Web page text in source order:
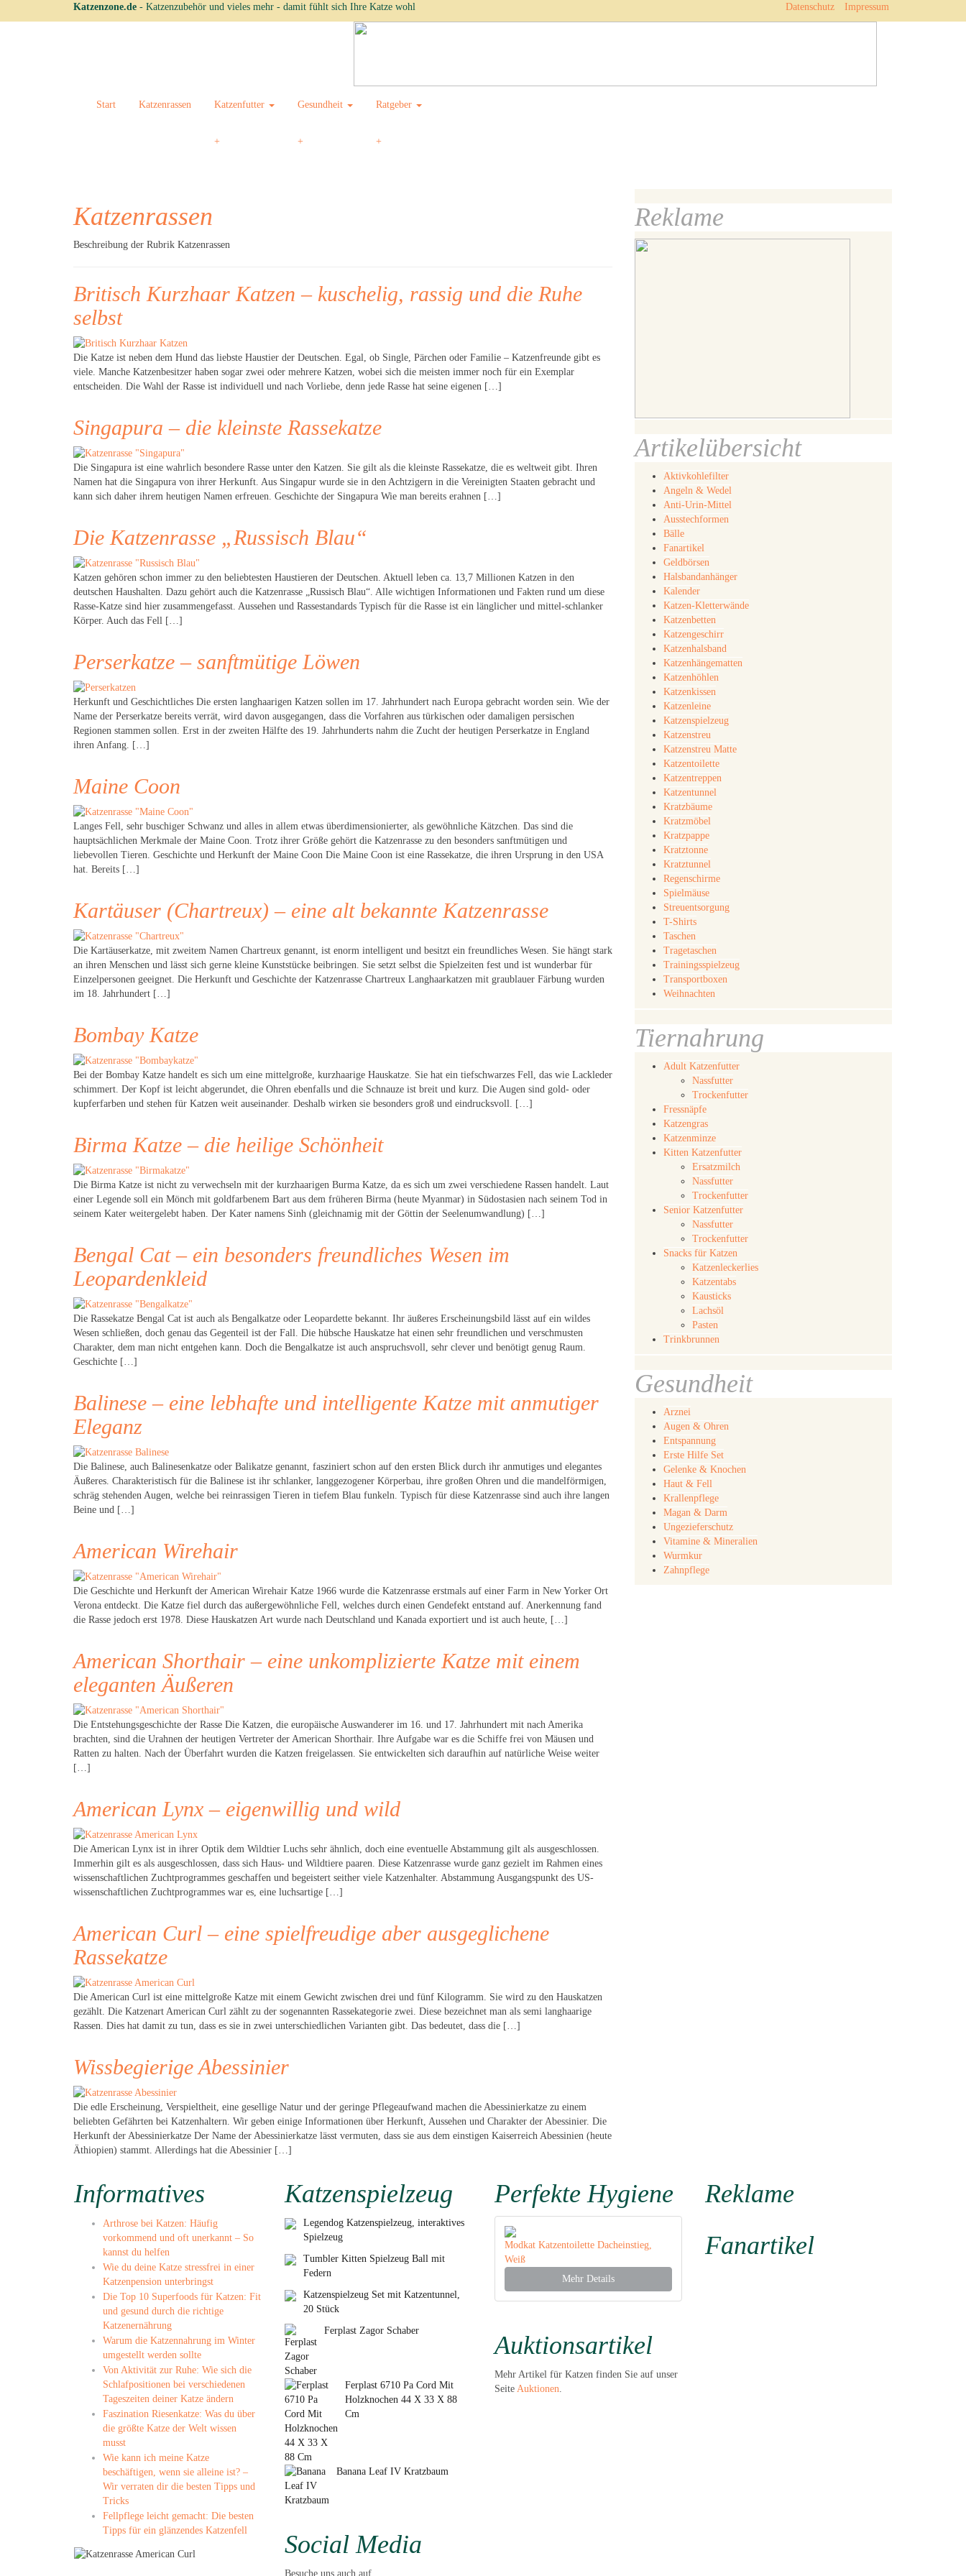
to
Katzenzone.de - Katzenzubehör und vieles mehr - damit fühlt sich Ihre Katze wohl Datenschutz Impressum
Start Katzenrassen Katzenfutter Gesundheit Ratgeber
Katzenrassen
Beschreibung der Rubrik Katzenrassen
Britisch Kurzhaar Katzen – kuschelig, rassig und die Ruhe
selbst
Die Katze ist neben dem Hund das liebste Haustier der Deutschen. Egal, ob Single, Pärchen oder Familie – Katzenfreunde gibt es
viele. Manche Katzenbesitzer haben sogar zwei oder mehrere Katzen, wobei sich die meisten immer noch für ein Exemplar
entscheiden. Die Wahl der Rasse ist individuell und nach Vorliebe, denn jede Rasse hat seine eigenen […]
Singapura – die kleinste Rassekatze
Die Singapura ist eine wahrlich besondere Rasse unter den Katzen. Sie gilt als die kleinste Rassekatze, die es weltweit gibt. Ihren
Namen hat die Singapura von ihrer Herkunft. Aus Singapur wurde sie in den Achtzigern in die Vereinigten Staaten gebracht und
kann sich daher ihrem heutigen Namen erfreuen. Geschichte der Singapura Wie man bereits erahnen […]
Die Katzenrasse „Russisch Blau“
Katzen gehören schon immer zu den beliebtesten Haustieren der Deutschen. Aktuell leben ca. 13,7 Millionen Katzen in den
deutschen Haushalten. Dazu gehört auch die Katzenrasse „Russisch Blau“. Alle wichtigen Informationen und Fakten rund um diese
Rasse-Katze sind hier zusammengefasst. Aussehen und Rassestandards Typisch für die Rasse ist ein länglicher und mittel-schlanker
Körper. Auch das Fell […]
Perserkatze – sanftmütige Löwen
Herkunft und Geschichtliches Die ersten langhaarigen Katzen sollen im 17. Jahrhundert nach Europa gebracht worden sein. Wie der
Name der Perserkatze bereits verrät, wird davon ausgegangen, dass die Vorfahren aus türkischen oder damaligen persischen
Regionen stammen sollen. Erst in der zweiten Hälfte des 19. Jahrhunderts nahm die Zucht der heutigen Perserkatze in England
ihren Anfang. […]
Maine Coon
Langes Fell, sehr buschiger Schwanz und alles in allem etwas überdimensionierter, als gewöhnliche Kätzchen. Das sind die
hauptsächlichen Merkmale der Maine Coon. Trotz ihrer Größe gehört die Katzenrasse zu den besonders sanftmütigen und
liebevollen Tieren. Geschichte und Herkunft der Maine Coon Die Maine Coon ist eine Rassekatze, die ihren Ursprung in den USA
hat. Bereits […]
Kartäuser (Chartreux) – eine alt bekannte Katzenrasse
Die Kartäuserkatze, mit zweitem Namen Chartreux genannt, ist enorm intelligent und besitzt ein freundliches Wesen. Sie hängt stark
an ihren Menschen und lässt sich gerne kleine Kunststücke beibringen. Sie setzt selbst die Spielzeiten fest und ist wunderbar für
Einzelpersonen geeignet. Die Herkunft und Geschichte der Katzenrasse Chartreux Langhaarkatzen mit graublauer Färbung wurden
im 18. Jahrhundert […]
Bombay Katze
Bei der Bombay Katze handelt es sich um eine mittelgroße, kurzhaarige Hauskatze. Sie hat ein tiefschwarzes Fell, das wie Lackleder
schimmert. Der Kopf ist leicht abgerundet, die Ohren ebenfalls und die Schnauze ist breit und kurz. Die Augen sind gold- oder
kupferfarben und stehen für Katzen weit auseinander. Deshalb wirken sie besonders groß und eindrucksvoll. […]
Birma Katze – die heilige Schönheit
Die Birma Katze ist nicht zu verwechseln mit der kurzhaarigen Burma Katze, da es sich um zwei verschiedene Rassen handelt. Laut
einer Legende soll ein Mönch mit goldfarbenem Bart aus dem früheren Birma (heute Myanmar) in Südostasien nach seinem Tod in
seinem Kater weitergelebt haben. Der Kater namens Sinh (gleichnamig mit der Göttin der Seelenumwandlung) […]
Bengal Cat – ein besonders freundliches Wesen im
Leopardenkleid
Die Rassekatze Bengal Cat ist auch als Bengalkatze oder Leopardette bekannt. Ihr äußeres Erscheinungsbild lässt auf ein wildes
Wesen schließen, doch genau das Gegenteil ist der Fall. Die hübsche Hauskatze hat einen sehr freundlichen und verschmusten
Charakter, dem man nicht entgehen kann. Doch die Bengalkatze ist auch anspruchsvoll, sehr clever und benötigt genug Raum.
Geschichte […]
Balinese – eine lebhafte und intelligente Katze mit anmutiger
Eleganz
Die Balinese, auch Balinesenkatze oder Balikatze genannt, fasziniert schon auf den ersten Blick durch ihr anmutiges und elegantes
Äußeres. Charakteristisch für die Balinese ist ihr schlanker, langgezogener Körperbau, ihre großen Ohren und die mandelförmigen,
schräg stehenden Augen, welche bei reinrassigen Tieren in tiefem Blau funkeln. Typisch für diese Katzenrasse sind auch ihre langen
Beine und […]
American Wirehair
Die Geschichte und Herkunft der American Wirehair Katze 1966 wurde die Katzenrasse erstmals auf einer Farm in New Yorker Ort
Verona entdeckt. Die Katze fiel durch das außergewöhnliche Fell, welches durch einen Gendefekt entstand auf. Anerkennung fand
die Rasse jedoch erst 1978. Diese Hauskatzen Art wurde nach Deutschland und Kanada exportiert und ist auch heute, […]
American Shorthair – eine unkomplizierte Katze mit einem
eleganten Äußeren
Die Entstehungsgeschichte der Rasse Die Katzen, die europäische Auswanderer im 16. und 17. Jahrhundert mit nach Amerika
brachten, sind die Urahnen der heutigen Vertreter der American Shorthair. Ihre Aufgabe war es die Schiffe frei von Mäusen und
Ratten zu halten. Nach der Überfahrt wurden die Katzen freigelassen. Sie entwickelten sich daraufhin auf natürliche Weise weiter
[…]
American Lynx – eigenwillig und wild
Die American Lynx ist in ihrer Optik dem Wildtier Luchs sehr ähnlich, doch eine eventuelle Abstammung gilt als ausgeschlossen.
Immerhin gilt es als ausgeschlossen, dass sich Haus- und Wildtiere paaren. Diese Katzenrasse wurde ganz gezielt im Rahmen eines
wissenschaftlichen Zuchtprogrammes geschaffen und begeistert seither viele Katzenhalter. Abstammung Ausgangspunkt des US-
wissenschaftlichen Zuchtprogrammes war es, eine luchsartige […]
American Curl – eine spielfreudige aber ausgeglichene
Rassekatze
Die American Curl ist eine mittelgroße Katze mit einem Gewicht zwischen drei und fünf Kilogramm. Sie wird zu den Hauskatzen
gezählt. Die Katzenart American Curl zählt zu der sogenannten Rassekategorie zwei. Diese bezeichnet man als semi langhaarige
Rassen. Dies hat damit zu tun, dass es sie in zwei unterschiedlichen Varianten gibt. Das bedeutet, dass die […]
Wissbegierige Abessinier
Die edle Erscheinung, Verspieltheit, eine gesellige Natur und der geringe Pflegeaufwand machen die Abessinierkatze zu einem
beliebten Gefährten bei Katzenhaltern. Wir geben einige Informationen über Herkunft, Aussehen und Charakter der Abessinier. Die
Herkunft der Abessinierkatze Der Name der Abessinierkatze lässt vermuten, dass sie aus dem einstigen Kaiserreich Abessinien (heute
Äthiopien) stammt. Allerdings hat die Abessinier […]
Reklame
Artikelübersicht
Aktivkohlefilter
Angeln & Wedel
Anti-Urin-Mittel
Ausstechformen
Bälle
Fanartikel
Geldbörsen
Halsbandanhänger
Kalender
Katzen-Kletterwände
Katzenbetten
Katzengeschirr
Katzenhalsband
Katzenhängematten
Katzenhöhlen
Katzenkissen
Katzenleine
Katzenspielzeug
Katzenstreu
Katzenstreu Matte
Katzentoilette
Katzentreppen
Katzentunnel
Kratzbäume
Kratzmöbel
Kratzpappe
Kratztonne
Kratztunnel
Regenschirme
Spielmäuse
Streuentsorgung
T-Shirts
Taschen
Tragetaschen
Trainingsspielzeug
Transportboxen
Weihnachten
Tiernahrung
Adult Katzenfutter
Nassfutter
Trockenfutter
Fressnäpfe
Katzengras
Katzenminze
Kitten Katzenfutter
Ersatzmilch
Nassfutter
Trockenfutter
Senior Katzenfutter
Nassfutter
Trockenfutter
Snacks für Katzen
Katzenleckerlies
Katzentabs
Kausticks
Lachsöl
Pasten
Trinkbrunnen
Gesundheit
Arznei
Augen & Ohren
Entspannung
Erste Hilfe Set
Gelenke & Knochen
Haut & Fell
Krallenpflege
Magan & Darm
Ungezieferschutz
Vitamine & Mineralien
Wurmkur
Zahnpflege
Informatives
Arthrose bei Katzen: Häufig
vorkommend und oft unerkannt – So
kannst du helfen
Wie du deine Katze stressfrei in einer
Katzenpension unterbringst
Die Top 10 Superfoods für Katzen: Fit
und gesund durch die richtige
Katzenernährung
Warum die Katzennahrung im Winter
umgestellt werden sollte
Von Aktivität zur Ruhe: Wie sich die
Schlafpositionen bei verschiedenen
Tageszeiten deiner Katze ändern
Faszination Riesenkatze: Was du über
die größte Katze der Welt wissen
musst
Wie kann ich meine Katze
beschäftigen, wenn sie alleine ist? –
Wir verraten dir die besten Tipps und
Tricks
Fellpflege leicht gemacht: Die besten
Tipps für ein glänzendes Katzenfell
Katzenspielzeug
Legendog Katzenspielzeug, interaktives
Spielzeug
Tumbler Kitten Spielzeug Ball mit
Federn
Katzenspielzeug Set mit Katzentunnel,
20 Stück
Ferplast Zagor Schaber
Ferplast 6710 Pa Cord Mit
Holzknochen 44 X 33 X 88
Cm
Banana Leaf IV Kratzbaum
Social Media
Besuche uns auch auf
Perfekte Hygiene
Modkat Katzentoilette Dacheinstieg,
Weiß
Mehr Details
Auktionsartikel
Mehr Artikel für Katzen finden Sie auf unser
Seite Auktionen.
Reklame
Fanartikel